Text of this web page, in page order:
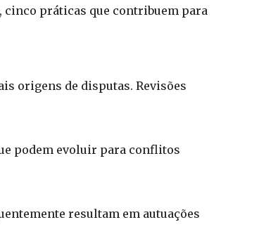
cinco práticas que contribuem para
origens de disputas. Revisões
podem evoluir para conflitos
resultam em autuações